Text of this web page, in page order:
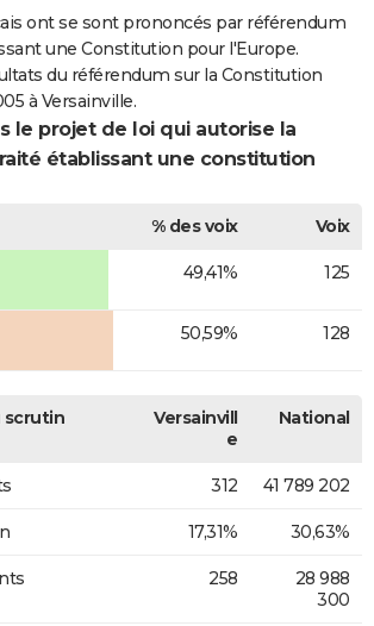
ont se sont prononcés par référendum
une Constitution pour l'Europe.
du référendum sur la Constitution
à Versainville.
le projet de loi qui autorise la
établissant une constitution
% des voix
Voix
49,41% 125
50,59% 128
scrutin
Versainvill
e
National
312 41 789 202
17,31% 30,63%
258
28 988
300